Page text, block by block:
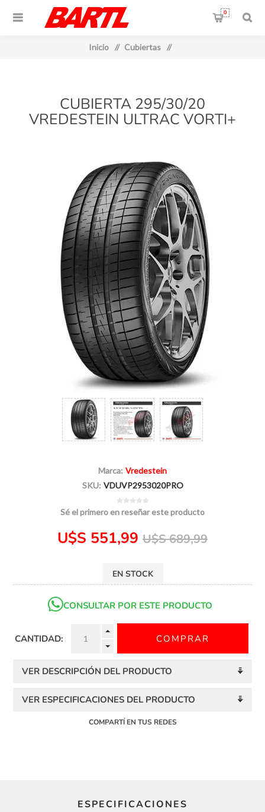
0
Inicio / Cubiertas /
CUBIERTA 295/30/20
VREDESTEIN ULTRAC VORTI+
Marca: Vredestein
SKU: VDUVP2953020PRO
Sé el primero en reseñar este producto
U$S 551,99 U$S 689,99
EN STOCK
CONSULTAR POR ESTE PRODUCTO
CANTIDAD:
VER DESCRIPCIÓN DEL PRODUCTO
VER ESPECIFICACIONES DEL PRODUCTO
COMPARTÍ EN TUS REDES
ESPECIFICACIONES